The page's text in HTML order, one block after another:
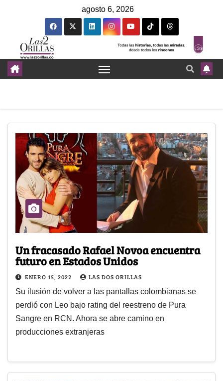
agosto 6, 2026
Un fracasado Rafael Novoa encuentra
futuro en Estados Unidos
ENERO 15, 2022 LAS DOS ORILLAS
Su ilusión de volver a las pantallas colombianas se
perdió con Leo bajo rating del reestreno de Pura
Sangre en RCN. Ahora se abre camino en
producciones extranjeras